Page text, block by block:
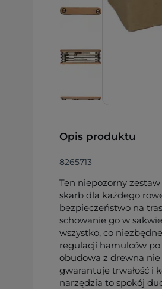
Opis produktu
8265713
Ten niepozorny
skarb dla każdego
bezpieczeństwo na
schowanie go w
wszystko, co
regulacji hamulców
obudowa z drewna
gwarantuje trwałość i
narzędzia to spokój